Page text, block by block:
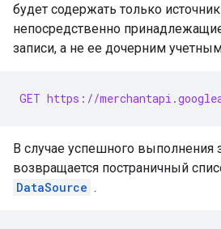
будет содержать только
непосредственно
записи, а не ее дочерним
GET https://
В случае успешного выполнения
возвращается постраничный
DataSource .